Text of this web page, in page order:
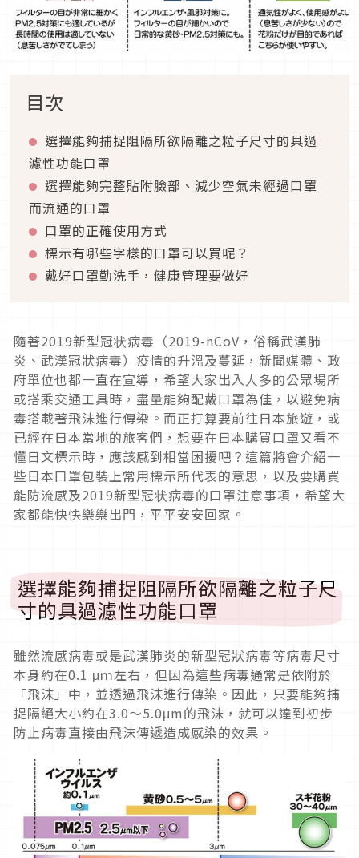
目次
選擇能夠捕捉阻隔所欲隔離之粒子尺寸的具過
濾性功能口罩
選擇能夠完整貼附臉部、減少空氣未經過口罩
而流通的口罩
口罩的正確使用方式
標示有哪些字樣的口罩可以買呢？
戴好口罩勤洗手，健康管理要做好
隨著2019新型冠状病毒（2019-nCoV，俗稱武漢肺
炎、武漢冠狀病毒）疫情的升溫及蔓延，新聞媒體、政
府單位也都一直在宣導，希望大家出入人多的公眾場所
或搭乘交通工具時，盡量能夠配戴口罩為佳，以避免病
毒搭載著飛沫進行傳染。而正打算要前往日本旅遊，或
已經在日本當地的旅客們，想要在日本購買口罩又看不
懂日文標示時，應該感到相當困擾吧？這篇將會介紹一
些日本口罩包裝上常用標示所代表的意思，以及要購買
能防流感及2019新型冠状病毒的口罩注意事項，希望大
家都能快快樂樂出門，平平安安回家。
選擇能夠捕捉阻隔所欲隔離之粒子尺
寸的具過濾性功能口罩
雖然流感病毒或是武漢肺炎的新型冠狀病毒等病毒尺寸
本身約在0.1 μｍ左右，但因為這些病毒通常是依附於
「飛沫」中，並透過飛沫進行傳染。因此，只要能夠捕
捉隔絕大小約在3.0～5.0μm的飛沫，就可以達到初步
防止病毒直接由飛沫傳遞造成感染的效果。